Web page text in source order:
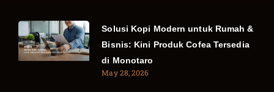
Solusi Kopi Modern untuk Rumah &
Bisnis: Kini Produk Cofea Tersedia
di Monotaro
May 28, 2026